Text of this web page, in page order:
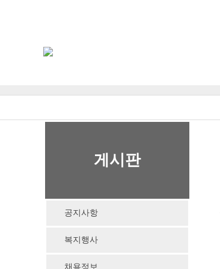
게시판
공지사항
복지행사
채용정보